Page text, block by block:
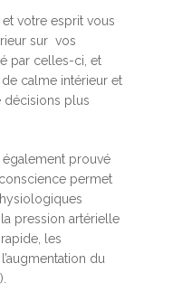
et votre esprit vous
sur vos
par celles-ci, et
calme intérieur et
décisions plus
également prouvé
permet
pression artérielle
les
du